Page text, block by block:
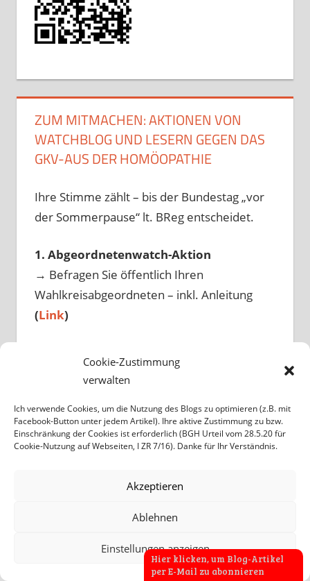
Cookie-Zustimmung
verwalten
Ich verwende Cookies, um die Nutzung des Blogs zu optimieren (z.B. mit
Facebook-Button unter jedem Artikel). Ihre aktive Zustimmung zu bzw.
Einschränkung der Cookies ist erforderlich (BGH Urteil vom 28.5.20 für
Cookie-Nutzung auf Webseiten, I ZR 7/16). Danke für Ihr Verständnis.
Akzeptieren
Ablehnen
Einstellungen anzeigen
ZUM MITMACHEN: AKTIONEN VON
WATCHBLOG UND LESERN GEGEN DAS
GKV-AUS DER HOMÖOPATHIE
Ihre Stimme zählt – bis der Bundestag „vor
der Sommerpause“ lt. BReg entscheidet.
1. Abgeordnetenwatch-Aktion
→ Befragen Sie öffentlich Ihren
Wahlkreisabgeordneten – inkl. Anleitung
(Link)
-> Jetzt senden (
3. Offener Briefan die
Gesundheitsministerin
mit 820 Unterschriften(Link
— (Aktionen: Stand 11.5..) —
Hier klicken, um Blog-Artikel
per E-Mail zu abonnieren